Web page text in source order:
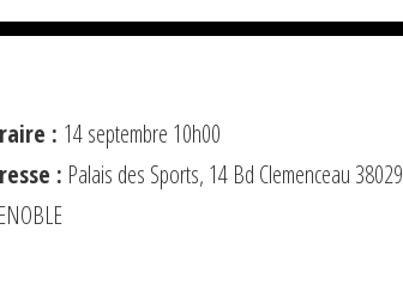
: 14 septembre 10h00
: Palais des Sports, 14 Bd Clemenceau 38029